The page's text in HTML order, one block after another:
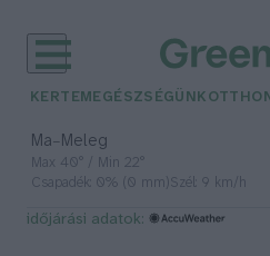
KERTEM EGÉSZSÉGÜNK
Ma– Meleg
Max 40° / Min 22°
Csapadék: 0% (0 mm)Szél: 9 km/h
időjárási adatok: